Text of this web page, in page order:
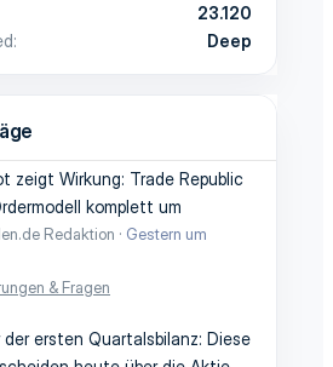
23.120
Deep
zeigt Wirkung: Trade Republic
komplett um
Redaktion
Gestern um
& Fragen
der ersten Quartalsbilanz: Diese